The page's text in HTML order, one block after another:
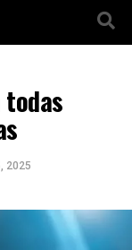
todas
2025